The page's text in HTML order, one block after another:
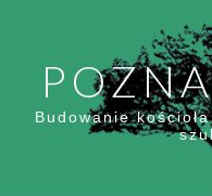
Budowanie